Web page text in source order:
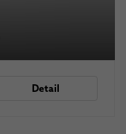
Detail